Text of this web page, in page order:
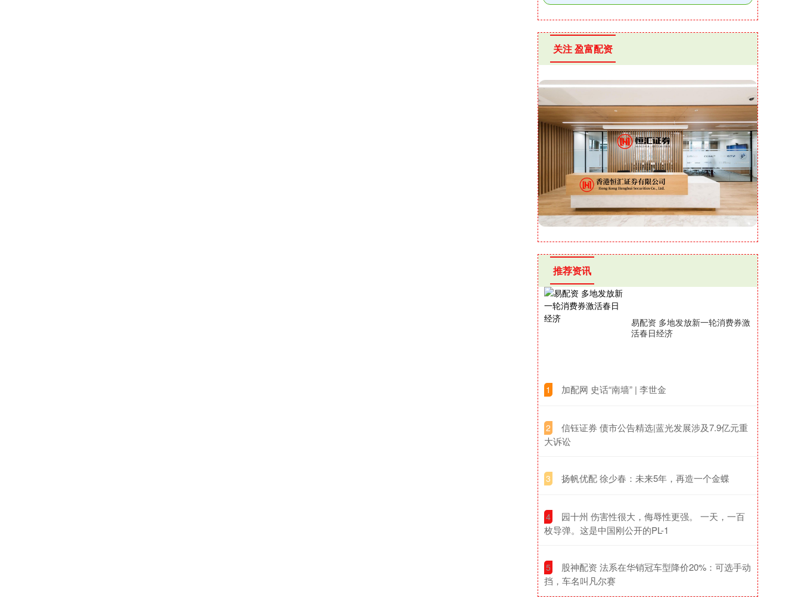
关注 盈富配资
推荐资讯
易配资 多地发放新一轮消费券激
活春日经济
1 ​加配网 史话“南墙” | 李世金
2
​信钰证券 债市公告精选|蓝光发展涉及7.9亿元重
大诉讼
3 ​扬帆优配 徐少春：未来5年，再造一个金蝶
4
​园十州 伤害性很大，侮辱性更强。 一天，一百
枚导弹。这是中国刚公开的PL-1
5
​股神配资 法系在华销冠车型降价20%：可选手动
挡，车名叫凡尔赛